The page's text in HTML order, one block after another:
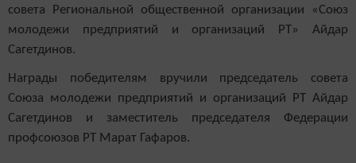
совета Региональной общественной организации «Союз
молодежи предприятий и организаций РТ» Айдар
Сагетдинов.
Награды победителям вручили председатель совета
Союза молодежи предприятий и организаций РТ Айдар
Сагетдинов и заместитель председателя Федерации
профсоюзов РТ Марат Гафаров.